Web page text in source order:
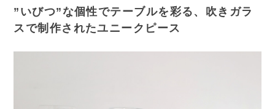
”いびつ”な個性でテーブルを彩る、吹きガラ
スで制作されたユニークピース